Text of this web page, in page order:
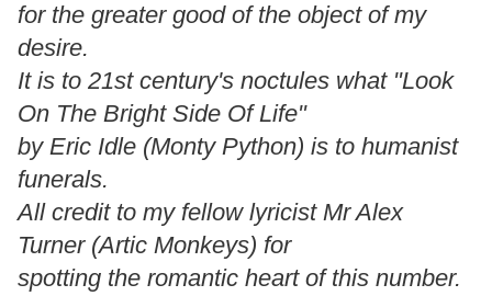
for the greater good of the object of my
desire.
It is to 21st century's noctules what "Look
On The Bright Side Of Life"
by Eric Idle (Monty Python) is to humanist
funerals.
All credit to my fellow lyricist Mr Alex
Turner (Artic Monkeys) for
spotting the romantic heart of this number.